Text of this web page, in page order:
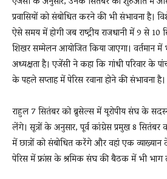
प्रवासियों को संबोधित करने की भी संभावना है।
ऐसे समय में होगी जब राष्ट्रीय राजधानी में 9 से
शिखर सम्मेलन आयोजित किया जाएगा। वर्तमान
अध्यक्षता है। एजेंसी ने कहा कि गांधी परिवार के
के पहले सप्ताह में पेरिस रवाना होने की संभावना है।
राहुल 7 सितंबर को ब्रुसेल्स में यूरोपीय संघ के
लेंगे। सूत्रों के अनुसार, पूर्व कांग्रेस प्रमुख 8 सितंबर
में छात्रों को संबोधित करेंगे और वहां एक
पेरिस में फ्रांस के श्रमिक संघ की बैठक में भी भाग